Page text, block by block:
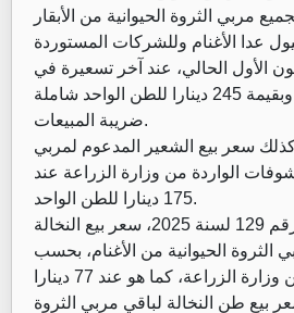
مربي الثروة الحيوانية من الأبقار
عدا الأغنام وللشركات المستوردة
الأول الحالي، عند آخر تسعيرة في
أيلول الماضي، وبقيمة 245 دينارا للطن الواحد شاملة
ضريبة المبيعات.
كذلك سعر بيع الشعير المدعوم لمربي
الواردة من وزارة الزراعة عند
175 دينارا للطن الواحد.
وأبقى القرار رقم 129 لسنة 2025، سعر بيع النخالة
الثروة الحيوانية من الأغنام، بحسب
الكشوفات الواردة من وزارة الزراعة، كما هو عند 77 دينارا
بيع طن النخالة لباقي مربي الثروة